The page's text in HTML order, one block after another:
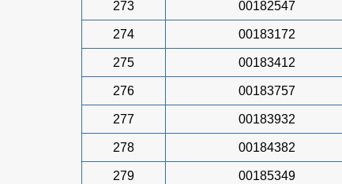
273 00182547
274 00183172
275 00183412
276 00183757
277 00183932
278 00184382
279 00185349